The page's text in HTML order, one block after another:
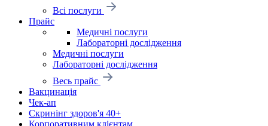
Всі послуги
Прайс
Медичні послуги
Лабораторні дослідження
Медичні послуги
Лабораторні дослідження
Весь прайс
Вакцинація
Чек-ап
Скринінг здоров'я 40+